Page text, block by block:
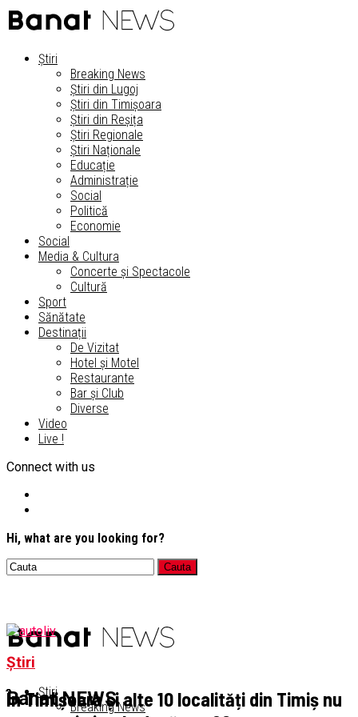
Știri
Breaking News
Știri din Lugoj
Știri din Timișoara
Știri din Reșița
Știri Regionale
Știri Naționale
Educație
Administrație
Social
Politică
Economie
Social
Media & Cultura
Concerte și Spectacole
Cultură
Sport
Sănătate
Destinații
De Vizitat
Hotel și Motel
Restaurante
Bar și Club
Diverse
Video
Live !
Connect with us
Hi, what are you looking for?
Banat NEWS
Știri
Breaking News
Știri
În Timișoara și alte 10 localități din Timiș nu